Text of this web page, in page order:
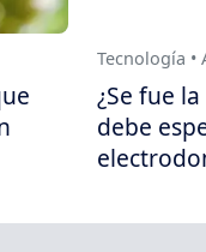
Tecnología •
¿Se fue
debe